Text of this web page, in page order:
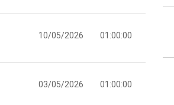
10/05/2026 01:00:00
03/05/2026 01:00:00